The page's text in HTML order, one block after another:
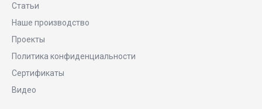
Статьи
Наше производство
Проекты
Политика конфиденциальности
Сертификаты
Видео